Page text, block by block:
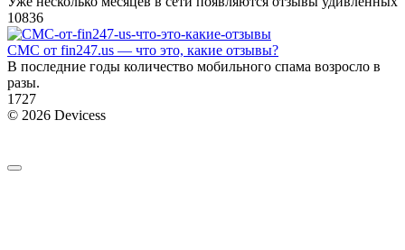
10836
СМС от fin247.us — что это, какие отзывы?
В последние годы количество мобильного спама возросло в
разы.
1 727
© 2026 Devicess